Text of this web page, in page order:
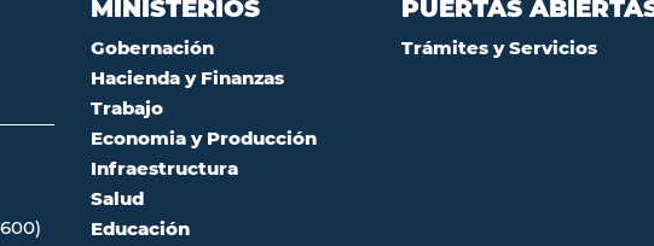
MINISTERIOS
Gobernación
Hacienda y Finanzas
Trabajo
Economia y Producción
Infraestructura
Salud
Educación
PUERTAS
Trámites y Servicios